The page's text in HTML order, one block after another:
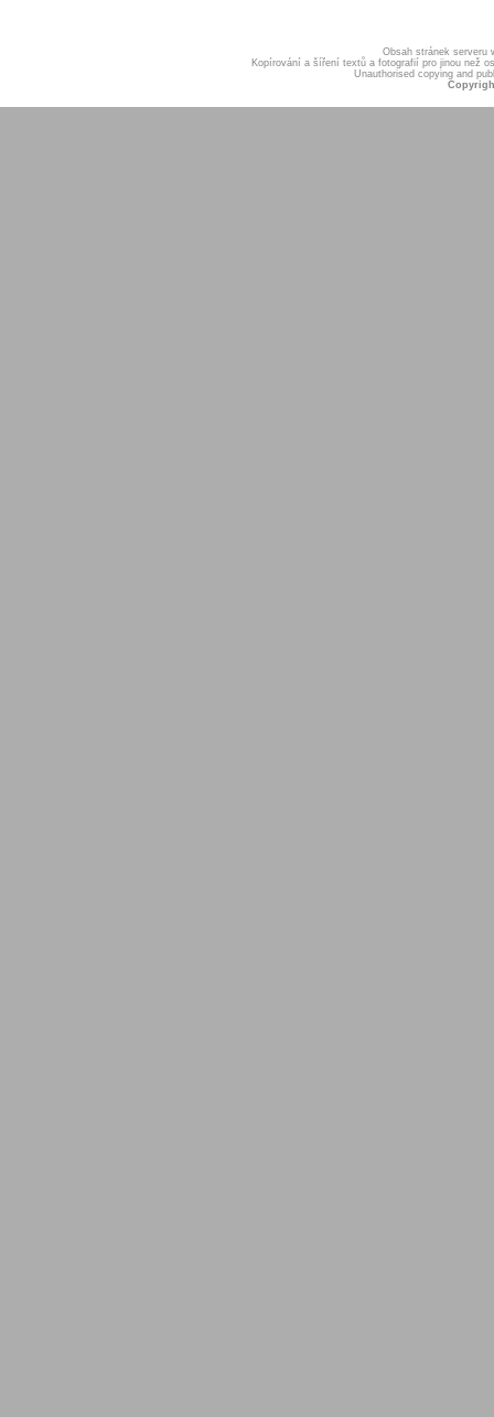
Obsah stránek serveru
Kopírování a šíření textů a fotografií pro jinou než
Unauthorised copying and